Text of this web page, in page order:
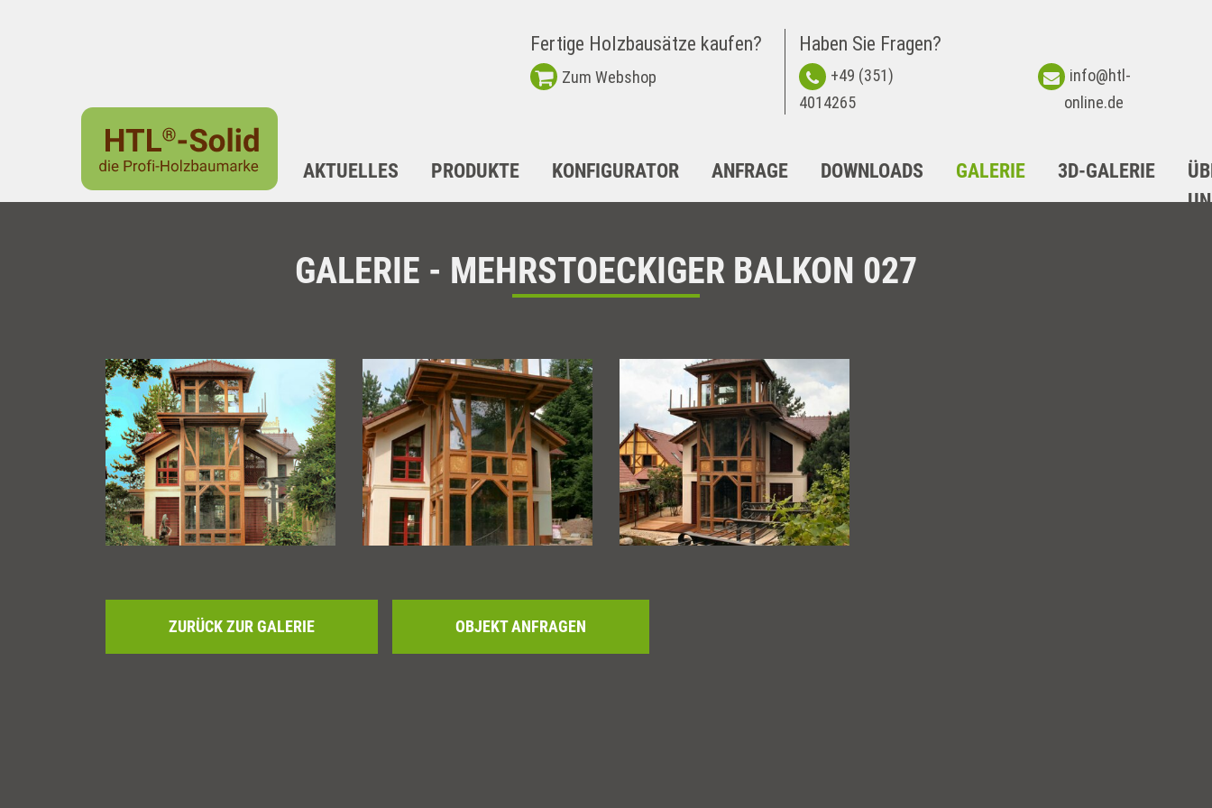
Fertige Holzbausätze kaufen?
Zum Webshop
Haben Sie Fragen?
+49 (351)
4014265
info@htl-
online.de
AKTUELLES PRODUKTE KONFIGURATOR ANFRAGE DOWNLOADS GALERIE 3D-GALERIE
GALERIE - MEHRSTOECKIGER BALKON 027
ZURÜCK ZUR GALERIE OBJEKT ANFRAGEN